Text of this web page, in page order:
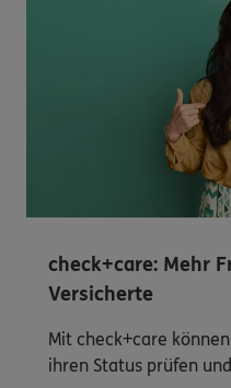
check+care: Mehr
Versicherte
Mit check+care
ihren Status prüfen